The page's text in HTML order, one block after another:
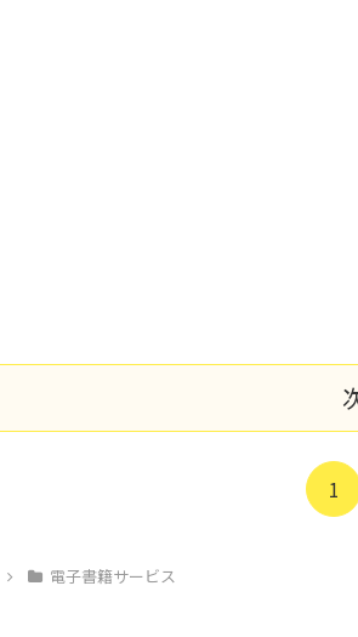
1
電子書籍サービス